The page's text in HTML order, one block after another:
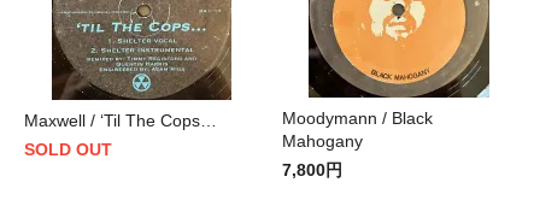
Maxwell / ‘Til The Cops…
SOLD OUT
Moodymann / Black
Mahogany
7,800円